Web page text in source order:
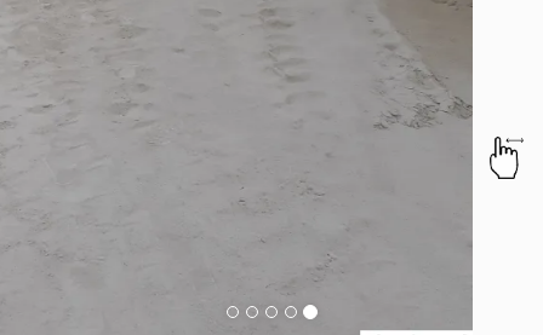
Szczegóły ogłoszenia
Witam.
Wapno węglanowe o zawartości CaO 54,6% i reaktywności
CaC03 92-94 %, które jest bardzo dobrze przemielone o
kolorze śnieżno-białym, bez magnezu.
Wapno węglanowo-magnezowe o zawartości CaO+MgO--